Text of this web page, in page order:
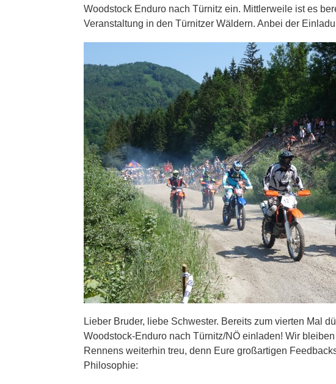
Woodstock Enduro nach Türnitz ein. Mittlerweile ist es
Veranstaltung in den Türnitzer Wäldern. Anbei der
Lieber Bruder, liebe Schwester. Bereits zum vierten Mal
Woodstock-Enduro nach Türnitz/NÖ einladen! Wir
Rennens weiterhin treu, denn Eure großartigen
Philosophie: